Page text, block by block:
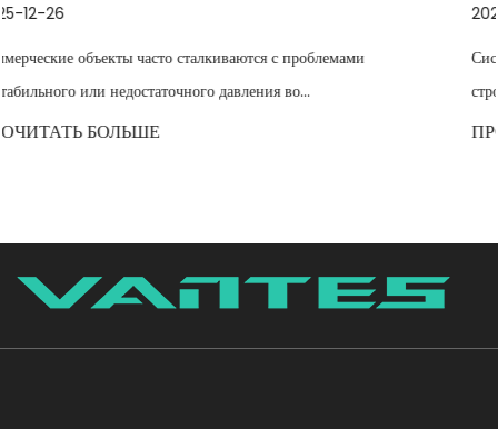
Системы водоснабжения в промышленности, сельском
строительстве часто сталкиваются с н...
ПРОЧИТАТЬ БОЛЬШЕ